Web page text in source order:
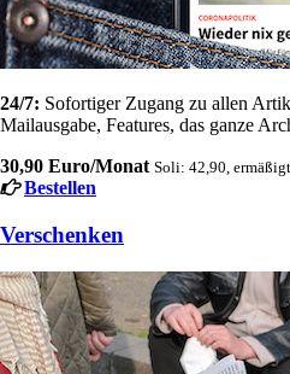
24/7: Sofortiger Zugang zu allen
Mailausgabe, Features, das ganze
30,90 Euro/Monat Soli: 42,90,
Bestellen
Verschenken